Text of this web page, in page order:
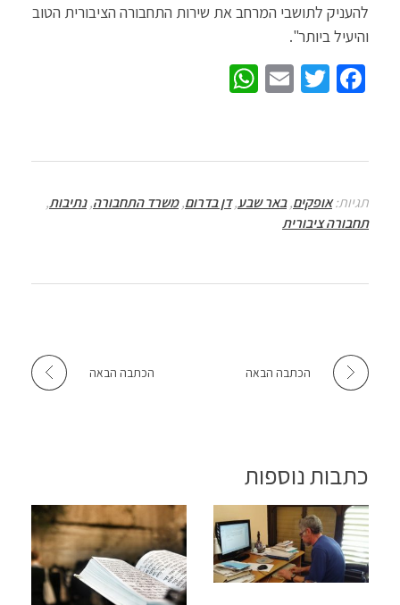
להעניק לתושבי המרחב את שירות התחבורה הציבורית הטוב
והיעיל ביותר".
Fa
o
o
k
T
er
E
sA
p
p
תגיות:אופקים,באר שבע,דן בדרום,משרד התחבורה,נתיבות,
תחבורה ציבורית
הכתבה הבאה הכתבה הבאה
כתבות נוספות